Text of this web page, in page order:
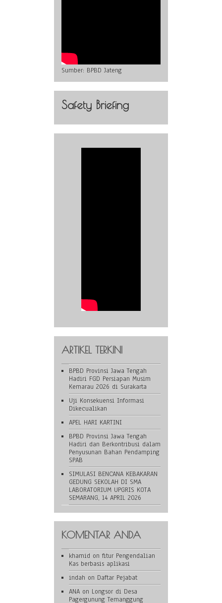
Sumber: BPBD Jateng
Safety Briefing
ARTIKEL TERKINI
BPBD Provinsi Jawa Tengah
Hadiri FGD Persiapan Musim
Kemarau 2026 di Surakarta
Uji Konsekuensi Informasi
Dikecualikan
APEL HARI KARTINI
BPBD Provinsi Jawa Tengah
Hadiri dan Berkontribusi dalam
Penyusunan Bahan Pendamping
SPAB
SIMULASI BENCANA KEBAKARAN
GEDUNG SEKOLAH DI SMA
LABORATORIUM UPGRIS KOTA
SEMARANG, 14 APRIL 2026
KOMENTAR ANDA
khamid on fitur Pengendalian
Kas berbasis aplikasi
indah on Daftar Pejabat
ANA on Longsor di Desa
Pagergunung Temanggung